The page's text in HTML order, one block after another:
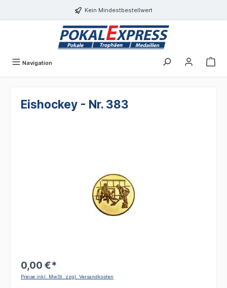
Kein Mindestbestellwert
Navigation
Eishockey - Nr. 383
0,00 €*
Preise inkl. MwSt. zzgl. Versandkosten